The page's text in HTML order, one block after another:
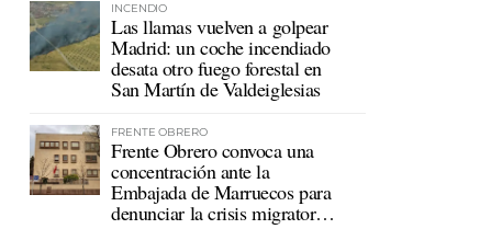
INCENDIO
Las llamas vuelven a golpear
Madrid: un coche incendiado
desata otro fuego forestal en
San Martín de Valdeiglesias
FRENTE OBRERO
Frente Obrero convoca una
concentración ante la
Embajada de Marruecos para
denunciar la crisis migratoria